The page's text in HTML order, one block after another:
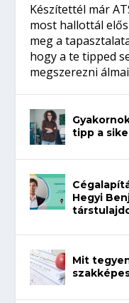
Készítettél már
most hallottál
meg a
hogy a te tipped
megszerezni
tipp a
Hegyi
Mit